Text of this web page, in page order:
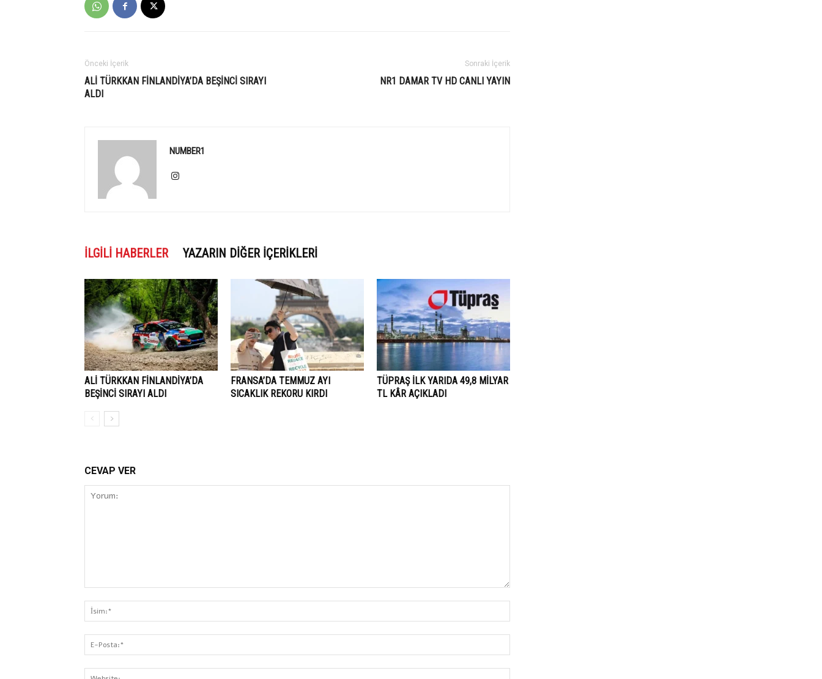
Önceki İçerik
ALİ TÜRKKAN FİNLANDİYA’DA BEŞİNCİ SIRAYI
ALDI
Sonraki İçerik
NR1 DAMAR TV HD CANLI YAYIN
NUMBER1
İLGILI HABERLER YAZARIN DIĞER İÇERIKLERI
ALİ TÜRKKAN FİNLANDİYA’DA
BEŞİNCİ SIRAYI ALDI
FRANSA’DA TEMMUZ AYI
SICAKLIK REKORU KIRDI
TÜPRAŞ İLK YARIDA 49,8 MİLYAR
TL KÂR AÇIKLADI
CEVAP VER